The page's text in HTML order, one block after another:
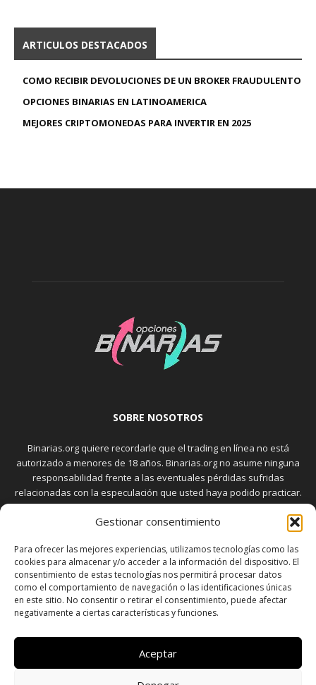
Gestionar consentimiento
Para ofrecer las mejores experiencias, utilizamos tecnologías como las
cookies para almacenar y/o acceder a la información del dispositivo. El
consentimiento de estas tecnologías nos permitirá procesar datos
como el comportamiento de navegación o las identificaciones únicas
en este sitio. No consentir o retirar el consentimiento, puede afectar
negativamente a ciertas características y funciones.
Aceptar
ARTICULOS DESTACADOS
COMO RECIBIR DEVOLUCIONES DE UN BROKER FRAUDULENTO
OPCIONES BINARIAS EN LATINOAMERICA
MEJORES CRIPTOMONEDAS PARA INVERTIR EN 2025
SOBRE NOSOTROS
Binarias.org quiere recordarle que el trading en línea no está
autorizado a menores de 18 años. Binarias.org no asume ninguna
responsabilidad frente a las eventuales pérdidas sufridas
relacionadas con la especulación que usted haya podido practicar.
El trading en el mercado de opciones binarias implica riesgos
elevados. Usted debe conocer y aceptar estos riesgos, que
transacciones bursátiles.
SÍGUENOS